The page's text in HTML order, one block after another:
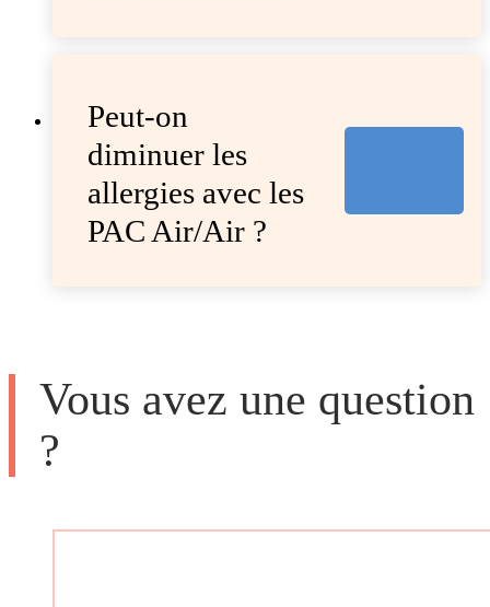
Peut-on
diminuer les
allergies avec les
PAC Air/Air ?
Vous avez une question
?